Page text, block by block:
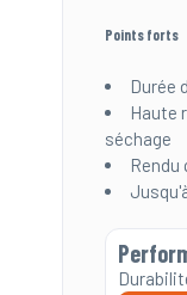
Points forts
Durée
Haute
séchage